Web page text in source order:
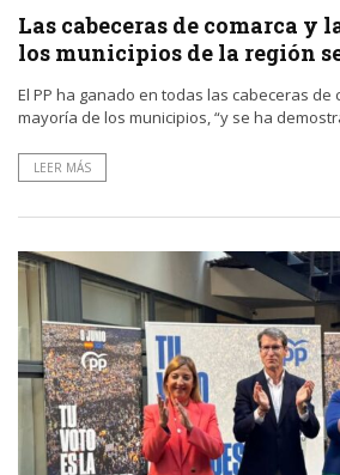
Las cabeceras de comarca y
los municipios de la región
El PP ha ganado en todas las cabeceras de
mayoría de los municipios, “y se ha
LEER MÁS